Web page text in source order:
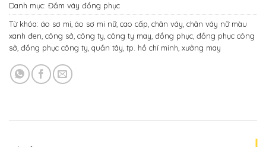
Danh mục: Đầm váy đồng phục
Từ khóa: áo sơ mi, áo sơ mi nữ, cao cấp, chân váy, chân váy nữ màu
xanh đen, công sở, công ty, công ty may, đồng phục, đồng phục công
sở, đồng phục công ty, quần tây, tp. hồ chí minh, xưởng may